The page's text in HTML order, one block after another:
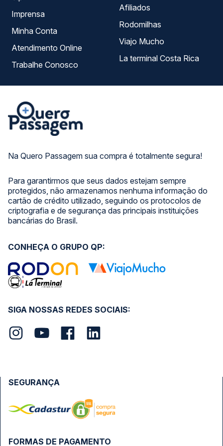
Na Quero Passagem sua compra é totalmente segura!
Para garantirmos que seus dados estejam sempre
protegidos, não armazenamos nenhuma informação do
cartão de crédito utilizado, seguindo os protocolos de
criptografia e de segurança das principais instituições
bancárias do Brasil.
Imprensa
Minha Conta
Atendimento Online
Trabalhe Conosco
Afiliados
Rodomilhas
Viajo Mucho
La terminal Costa Rica
SIGA NOSSAS REDES SOCIAIS:
CONHEÇA O GRUPO QP:
FORMAS DE PAGAMENTO
SEGURANÇA